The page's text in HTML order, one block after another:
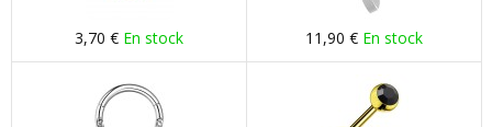
3,70 € En stock 11,90 € En stock